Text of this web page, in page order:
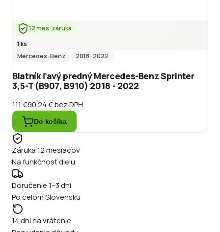
12 mes. záruka
1 ks
Mercedes-Benz
2018–2022
Blatník ľavý predný Mercedes-Benz Sprinter
3,5-T (B907, B910) 2018 - 2022
111 €90.24 €bez DPH
Do košíka
Záruka 12 mesiacov
Na funkčnosť dielu
Doručenie 1–3 dni
Po celom Slovensku
14 dní na vrátenie